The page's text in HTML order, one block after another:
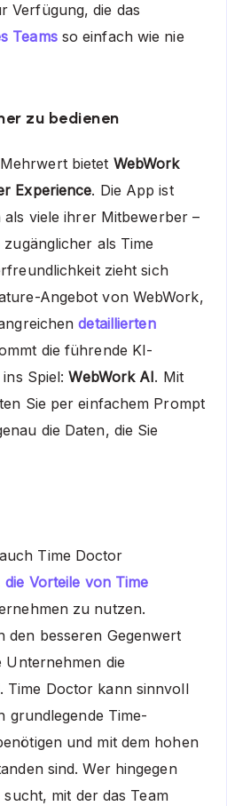
Verfügung, die das
Teamsso einfach wie nie
zu bedienen
bietet WebWork
Experience. Die App ist
viele ihrer Mitbewerber –
als Time
zieht sich
Angebot von WebWork,
detaillierten
die führende KI-
ins Spiel:WebWork AI. Mit
Sie per einfachem Prompt
die Daten, die Sie
Time Doctor
die Vorteile von Time
zu nutzen.
den besseren Gegenwert
die
Time Doctor kann sinnvoll
grundlegende Time-
und mit dem hohen
sind. Wer hingegen
mit der das Team